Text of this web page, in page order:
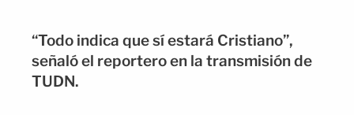
“Todo indica que sí estará Cristiano”,
señaló el reportero en la transmisión de
TUDN.